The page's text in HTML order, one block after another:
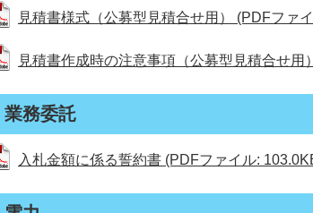
見積書様式（公募型見積合せ用） (PDFファ
見積書作成時の注意事項（公募型見積合せ用
業務委託
入札金額に係る誓約書 (PDFファイル: